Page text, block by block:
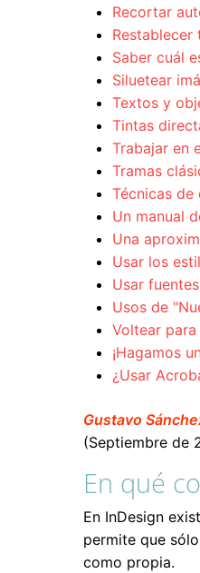
Recortar
Restablecer
Saber cuál
Siluetear
Textos y
Tintas
Trabajar en
Tramas
Técnicas
Un manual
Una
Usar los
Usar
Usos de
Voltear
¡Hagamos
¿Usar
Gustavo
(Septiembre de
En qué
En InDesign
permite que
como propia.